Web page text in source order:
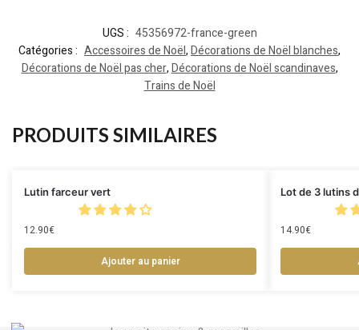
UGS : 45356972-france-green
Catégories : Accessoires de Noël,Décorations de Noël blanches,
Décorations de Noël pas cher,Décorations de Noël scandinaves,
Trains de Noël
PRODUITS SIMILAIRES
Lutin farceur vert
12.90€
Ajouter au panier
Lot de 3 lutins
14.90€